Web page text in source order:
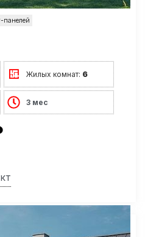
панелей
Жилых комнат: 6
3 мес